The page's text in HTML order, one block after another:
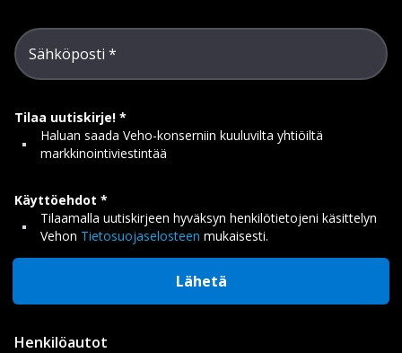
Sähköposti
Tilaa uutiskirje!
Haluan saada Veho-konserniin kuuluvilta yhtiöiltä
markkinointiviestintää
Käyttöehdot
Tilaamalla uutiskirjeen hyväksyn henkilötietojeni käsittelyn
Vehon Tietosuojaselosteen mukaisesti.
Lähetä
Henkilöautot